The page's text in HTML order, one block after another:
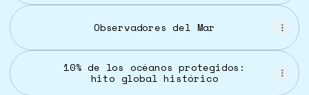
Sustainability
Observadores del Mar
10% de los océanos protegidos:
hito global histórico